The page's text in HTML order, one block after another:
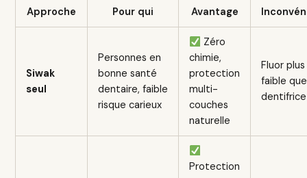
Approche Pour qui Avantage
Siwak
seul
Personnes en
bonne santé
dentaire, faible
risque carieux
Zéro
chimie,
protection
multi-
couches
naturelle
Fluor plus
faible
dentifrice
Protection